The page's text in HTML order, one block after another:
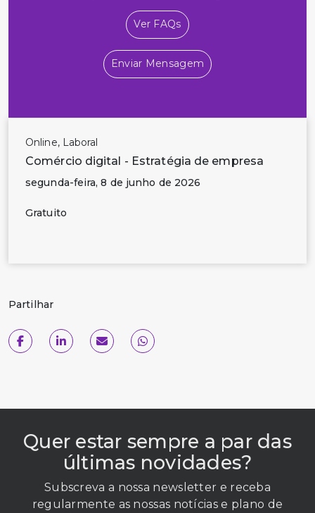
Ver FAQs
Enviar Mensagem
Online, Laboral
Comércio digital - Estratégia de empresa
segunda-feira, 8 de junho de 2026
Gratuito
Partilhar
Quer estar sempre a par das
últimas novidades?
Subscreva a nossa newsletter e receba
regularmente as nossas notícias e plano de